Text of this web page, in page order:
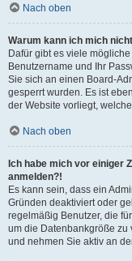
Nach oben
Warum kann ich mich
Dafür gibt es viele
Benutzername und Ihr
Sie sich an einen Board-
gesperrt wurden. Es ist
der Website vorliegt,
Nach oben
Ich habe mich vor einiger
anmelden?!
Es kann sein, dass ein
Gründen deaktiviert oder
regelmäßig Benutzer, die
um die Datenbankgröße
und nehmen Sie aktiv an